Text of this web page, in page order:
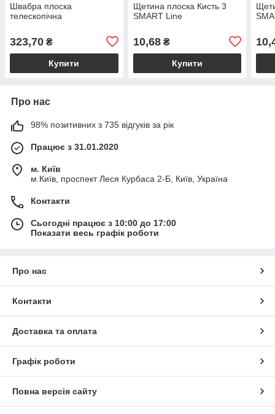
Швабра плоска
телескопічна
323,70 ₴
Купити
Щетина плоска Кисть 3
SMART Line
10,68₴
Купити
Про нас
98% позитивних з 735 відгуків за рік
Працює з 31.01.2020
м. Київ
м.Київ, проспект Леся Курбаса 2-Б, Київ, Україна
Контакти
Сьогодні працює з 10:00 до 17:00
Показати весь графік роботи
Про нас
Контакти
Доставка та оплата
Графік роботи
Повна версія сайту